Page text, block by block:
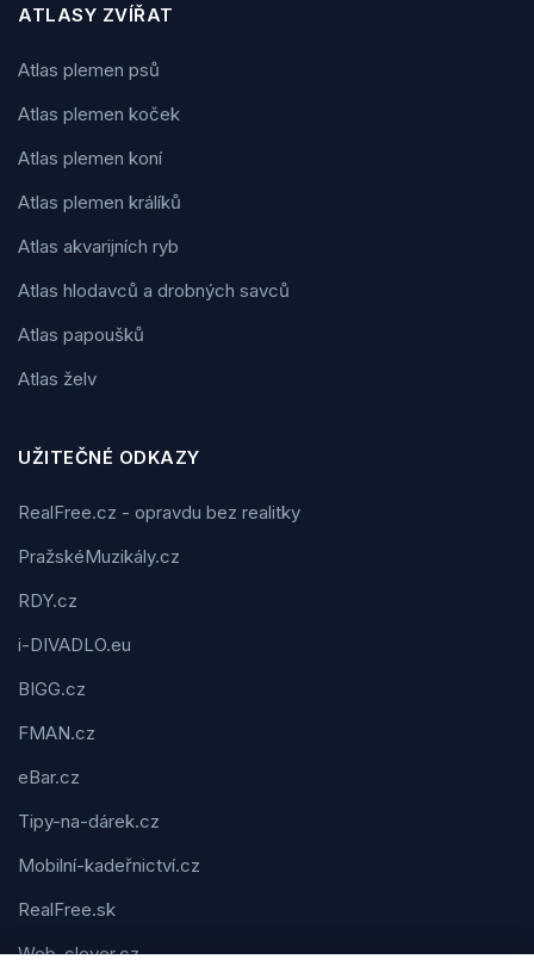
ATLASY ZVÍŘAT
Atlas plemen psů
Atlas plemen koček
Atlas plemen koní
Atlas plemen králíků
Atlas akvarijních ryb
Atlas hlodavců a drobných savců
Atlas papoušků
Atlas želv
UŽITEČNÉ ODKAZY
RealFree.cz - opravdu bez realitky
PražskéMuzikály.cz
RDY.cz
i-DIVADLO.eu
BIGG.cz
FMAN.cz
eBar.cz
Tipy-na-dárek.cz
Mobilní-kadeřnictví.cz
RealFree.sk
Web-clever.cz